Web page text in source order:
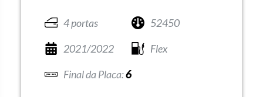
4 portas
52450
2021/2022
Flex
6